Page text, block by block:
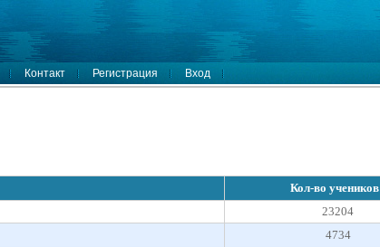
Контакт Регистрация Вход
Кол-во учеников
23204
4734